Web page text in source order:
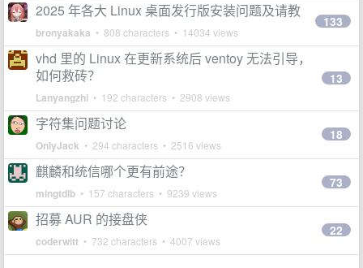
2025 年各大 Linux 桌面发行版安装问题及请教
bronyakaka • 808 characters • 14034 views
133
vhd 里的 Linux 在更新系统后 ventoy 无法引导，
如何救砖？
Lanyangzhi • 192 characters • 2908 views
13
字符集问题讨论
OnlyJack • 294 characters • 2516 views
18
麒麟和统信哪个更有前途？
mingtdlb • 157 characters • 9239 views
73
招募 AUR 的接盘侠
coderwitt • 732 characters • 4007 views
22